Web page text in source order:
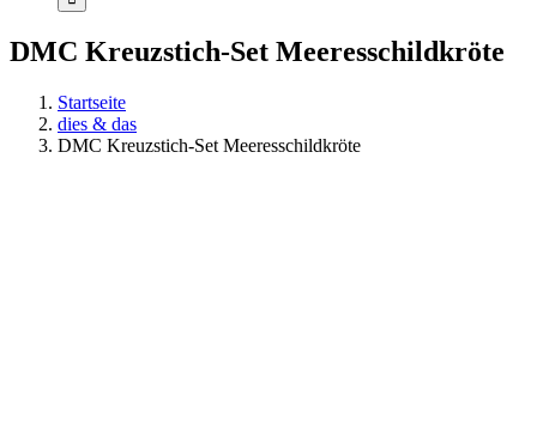
DMC Kreuzstich-Set Meeresschildkröte
Startseite
dies & das
DMC Kreuzstich-Set Meeresschildkröte